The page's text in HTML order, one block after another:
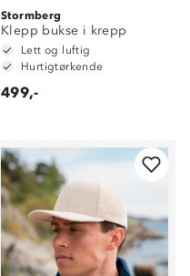
Stormberg
Klepp bukse i krepp
Lett og luftig
Hurtigtørkende
499,-